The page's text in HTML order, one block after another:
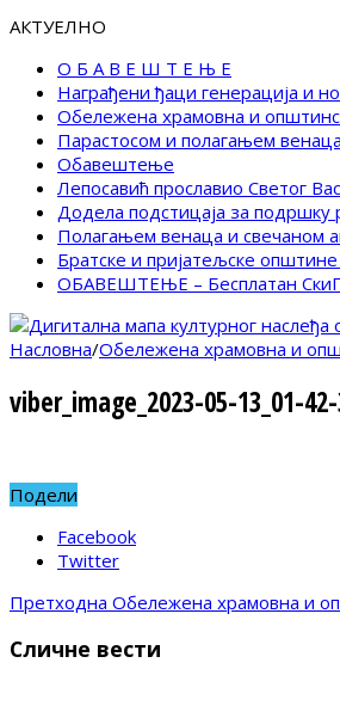
АКТУЕЛНО
О Б А В Е Ш Т Е Њ Е
Награђени ђаци генерација и
Обележена храмовна и
Парастосом и полагањем
Обавештење
Лепосавић прославио Светог
Додела подстицаја за подршку
Полагањем венаца и свечаном
Братске и пријатељске
ОБАВЕШТЕЊЕ – Бесплатан
Насловна/Обележена храмовна и
viber_image_2023-05-13_01-
Подели
Facebook
Twitter
Претходна Обележена храмовна и
Сличне вести